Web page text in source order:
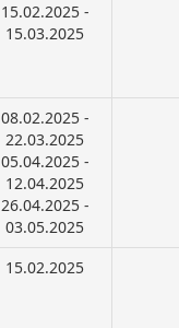
15.02.2025 -
15.03.2025
08.02.2025 -
22.03.2025
05.04.2025 -
12.04.2025
26.04.2025 -
03.05.2025
15.02.2025